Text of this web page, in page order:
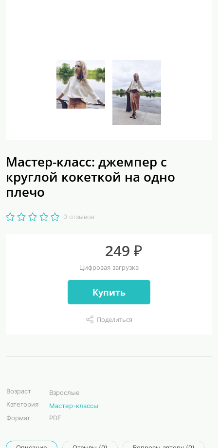
Мастер-класс: джемпер с
круглой кокеткой на одно
плечо
0 отзывов
249 ₽
Цифровая загрузка
Купить
Поделиться
Возраст
Взрослые
Категория
Мастер-классы
Формат
PDF